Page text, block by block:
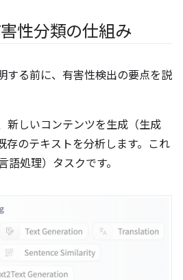
性分類の仕組み
する前に、有害性検出の要点を説
新しいコンテンツを生成（生成
存のテキストを分析します。これ
語処理）タスクです。